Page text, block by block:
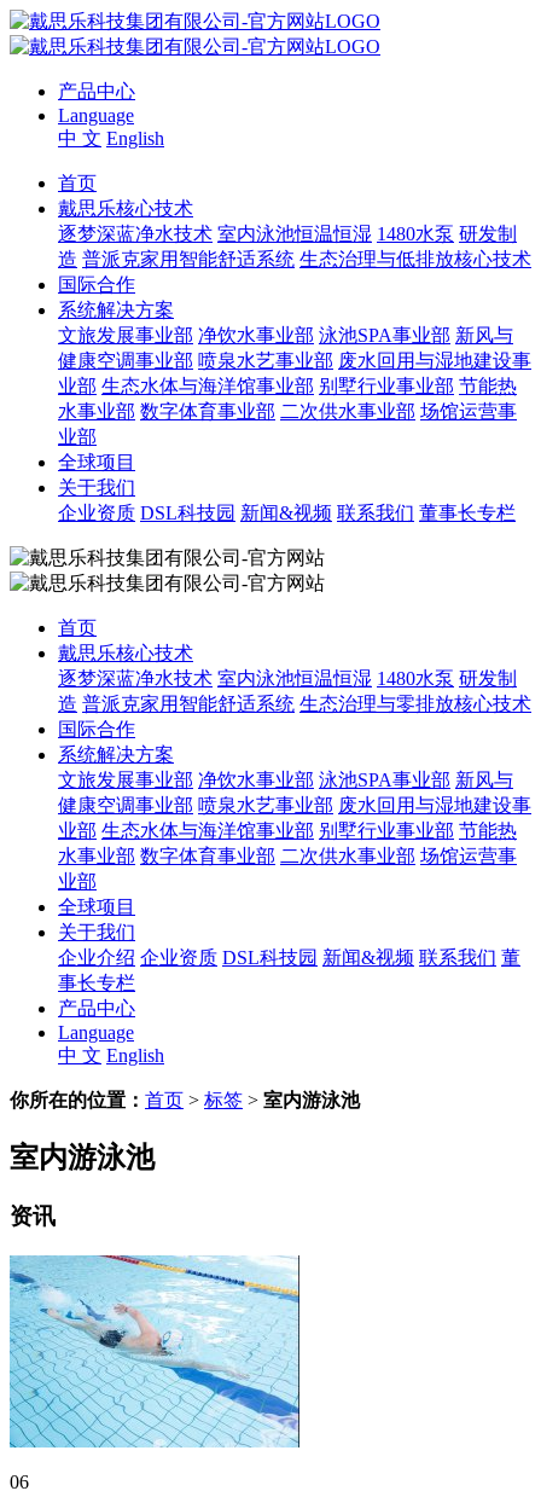
产品中心
Language
中 文 English
首页
戴思乐核心技术
逐梦深蓝净水技术 室内泳池恒温恒湿 1480水泵 研发制
造 普派克家用智能舒适系统 生态治理与低排放核心技术
国际合作
系统解决方案
文旅发展事业部 净饮水事业部 泳池SPA事业部 新风与
健康空调事业部 喷泉水艺事业部 废水回用与湿地建设事
业部 生态水体与海洋馆事业部 别墅行业事业部 节能热
水事业部 数字体育事业部 二次供水事业部 场馆运营事
业部
全球项目
关于我们
企业资质 DSL科技园 新闻&视频 联系我们 董事长专栏
首页
戴思乐核心技术
逐梦深蓝净水技术 室内泳池恒温恒湿 1480水泵 研发制
造 普派克家用智能舒适系统 生态治理与零排放核心技术
国际合作
系统解决方案
文旅发展事业部 净饮水事业部 泳池SPA事业部 新风与
健康空调事业部 喷泉水艺事业部 废水回用与湿地建设事
业部 生态水体与海洋馆事业部 别墅行业事业部 节能热
水事业部 数字体育事业部 二次供水事业部 场馆运营事
业部
全球项目
关于我们
企业介绍 企业资质 DSL科技园 新闻&视频 联系我们 董
事长专栏
产品中心
Language
中 文 English
你所在的位置： 首页 > 标签 > 室内游泳池
室内游泳池
资讯
06